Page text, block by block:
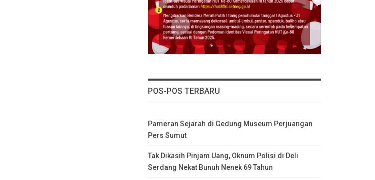
POS-POS TERBARU
Pameran Sejarah di Gedung Museum Perjuangan
Pers Sumut
Tak Dikasih Pinjam Uang, Oknum Polisi di Deli
Serdang Nekat Bunuh Nenek 69 Tahun